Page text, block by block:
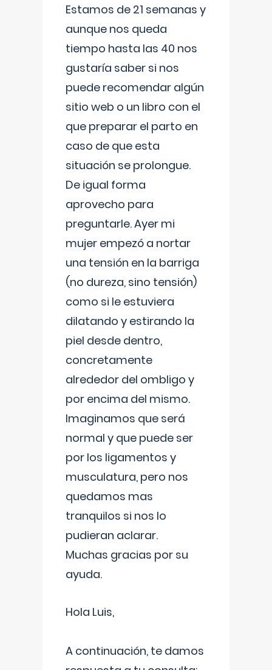
Estamos de 21 semanas y
aunque nos queda
tiempo hasta las 40 nos
gustaría saber si nos
puede recomendar algún
sitio web o un libro con el
que preparar el parto en
caso de que esta
situación se prolongue.
De igual forma
aprovecho para
preguntarle. Ayer mi
mujer empezó a nortar
una tensión en la barriga
(no dureza, sino tensión)
como si le estuviera
dilatando y estirando la
piel desde dentro,
concretamente
alrededor del ombligo y
por encima del mismo.
Imaginamos que será
normal y que puede ser
por los ligamentos y
musculatura, pero nos
quedamos mas
tranquilos si nos lo
pudieran aclarar.
Muchas gracias por su
ayuda.
Hola Luis,
A continuación, te damos